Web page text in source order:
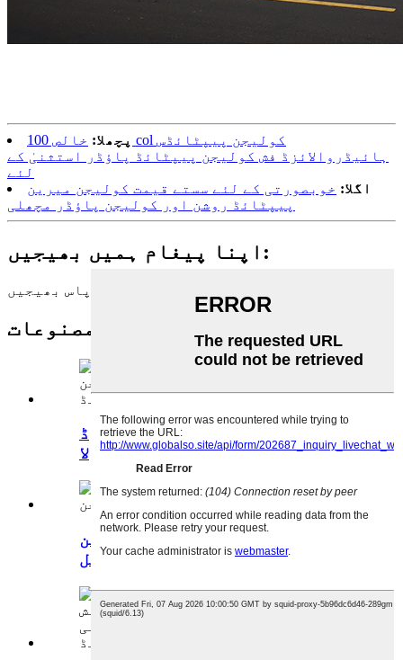
پچھلا:
خالص 100 col کولیجن پیپٹائڈس
ہائیڈروالائزڈ فش کولیجن پیپٹائڈ پاؤڈر استثنیٰ کے
لئے
اگلا: خوبصورتی کے لئے سستے قیمت کولیجن میرین
پیپٹائڈ روشن اور کولیجن پاؤڈر مچھلی
اپنا پیغام ہمیں بھیجیں:
اپنا پیغام یہاں لکھیں اور اسے ہمارے پاس بھیجیں
متعلقہ مصنوعات
ہول سیل کولیجن پاؤڈر میرین کوڈ
فش کولا ...
خام اجزاء حلال کولیجن کوڈ فش سکن
کرنل ...